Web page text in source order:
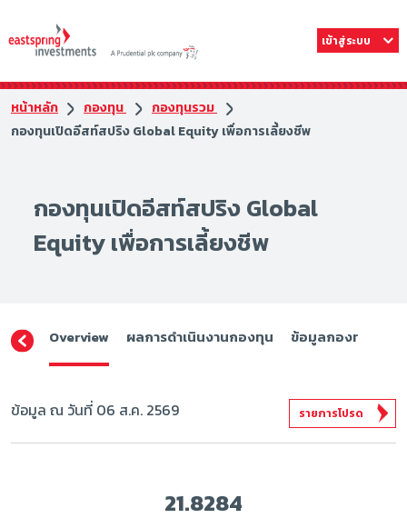
เข้าสู่ระบบ
หน้าหลัก กองทุน
กองทุนรวม
กองทุนเปิดอีสท์สปริง Global Equity เพื่อการเลี้ยงชีพ
กองทุนเปิดอีสท์สปริง Global
Equity เพื่อการเลี้ยงชีพ
Overview ผลการดำเนินงานกองทุน ข้อมูลกองทุน
ข้อมูล ณ วันที่ 06 ส.ค. 2569 รายการโปรด
21.8284